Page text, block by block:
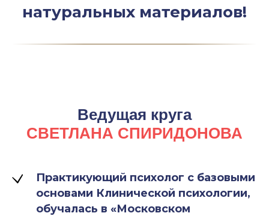
натуральных материалов!
Ведущая круга
СВЕТЛАНА СПИРИДОНОВА
Практикующий психолог с базовыми
основами Клинической психологии,
обучалась в «Московском